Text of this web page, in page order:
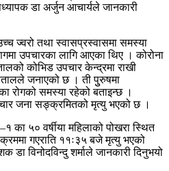
डा अर्जुन आचार्यले जानकारी
ज्वरो तथा स्वासप्रस्वासमा समस्या
उपचारका लागि आएका थिए । कोरोना
कोभिड उपचार केन्द्रमा राखी
जनाएको छ । ती पुुरुषमा
रोगको समस्या रहेको बताइन्छ ।
जना सङ्क्रमितको मृत्यु भएको छ ।
का ५० वर्षीया महिलाको पोखरा स्थित
गएराति ११ः३५ बजे मृत्यु भएको
डा विनोदविन्दु शर्माले जानकारी दिनुभयो